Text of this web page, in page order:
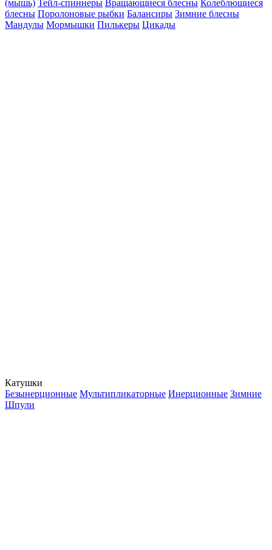
(мышь) Тейл-спиннеры Вращающиеся блесны Колеблющиеся
блесны Поролоновые рыбки Балансиры Зимние блесны
Мандулы Мормышки Пилькеры Цикады
Катушки
Безынерционные Мультипликаторные Инерционные Зимние
Шпули